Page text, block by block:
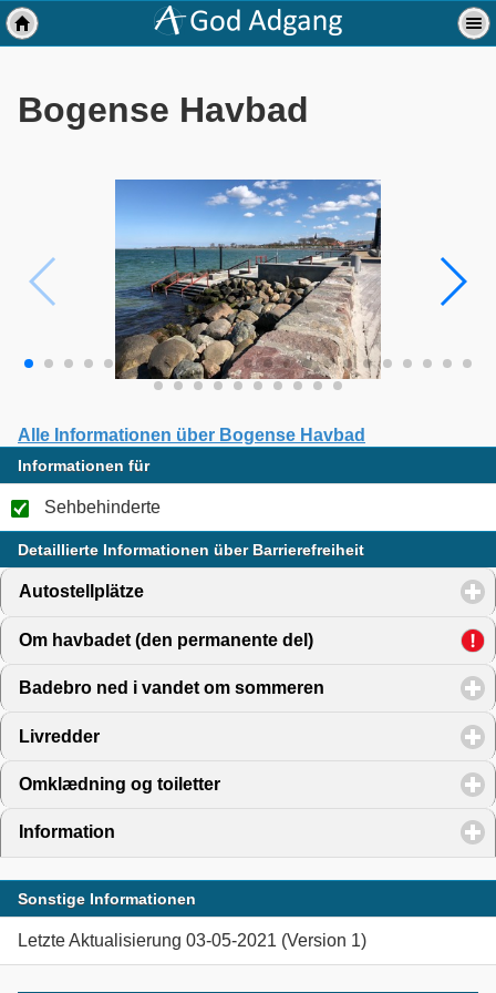
Bogense Havbad
Alle Informationen über Bogense Havbad
Informationen für
Sehbehinderte
Detaillierte Informationen über Barrierefreiheit
Autostellplätze
Om havbadet (den permanente del) click to expand
Badebro ned i vandet om sommeren click to expand
Livredder
Omklædning og toiletter
Information
Sonstige Informationen
Letzte Aktualisierung 03-05-2021 (Version 1)